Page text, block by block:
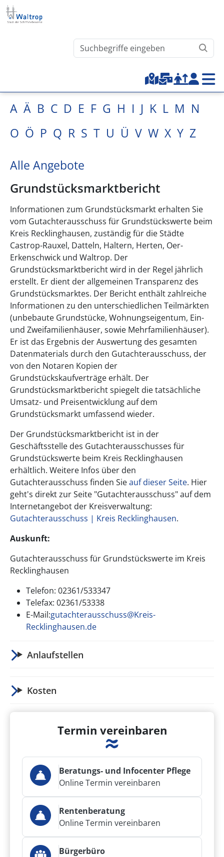
Direkt zum Inhalt
Waltrop.de durchsuchen
Top-Menu
A Ä B C D E F G H I J K L M N
O Ö P Q R S T U Ü V W X Y Z
Alle Angebote
Grundstücksmarktbericht
Informationen zum Grundstücksmarkt erhalten Sie
vom Gutachterausschuss für Grundstückswerte beim
Kreis Recklinghausen, zuständig für die Städte
Castrop-Rauxel, Datteln, Haltern, Herten, Oer-
Erkenschwick und Waltrop. Der
Grundstücksmarktbericht wird in der Regel jährlich
erstellt. Er dient der allgemeinen Transparenz des
Grundstücksmarktes. Der Bericht enthält zahlreiche
Informationen zu den unterschiedlichen Teilmärkten
(unbebaute Grundstücke, Wohnungseigentum, Ein-
und Zweifamilienhäuser, sowie Mehrfamilienhäuser).
Er ist das Ergebnis der Auswertung des gesamten
Datenmaterials durch den Gutachterausschuss, der
von den Notaren Kopien der
Grundstückskaufverträge erhält. Der
Grundstücksmarktbericht spiegelt die tatsächliche
Umsatz- und Preisentwicklung auf dem
Grundstücksmarkt umfassend wieder.
Der Grundstücksmarktbericht ist in der
Geschäftsstelle des Gutachterausschusses für
Grundstückswerte beim Kreis Recklinghausen
erhältlich. Weitere Infos über den
Gutachterausschuss finden Sieauf dieser Seite. Hier
geht's direkt zur Seite "Gutachterausschuss" auf dem
Internetangebot der Kreisverwaltung:
Gutachterausschuss | Kreis Recklinghausen.
Auskunft:
Gutachterausschuss für Grundstückswerte im Kreis
Recklinghausen
Telefon: 02361/533347
Telefax: 02361/53338
E-Mail:gutachterausschuss@Kreis-
Recklinghausen.de
Anlaufstellen
Kosten
Termin vereinbaren
Beratungs- und Infocenter Pflege
Online Termin vereinbaren
Rentenberatung
Online Termin vereinbaren
Bürgerbüro